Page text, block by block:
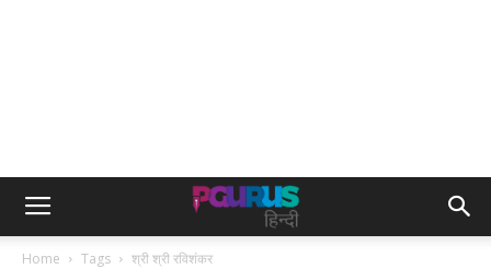
Home Tags श्री श्री रविशंकर